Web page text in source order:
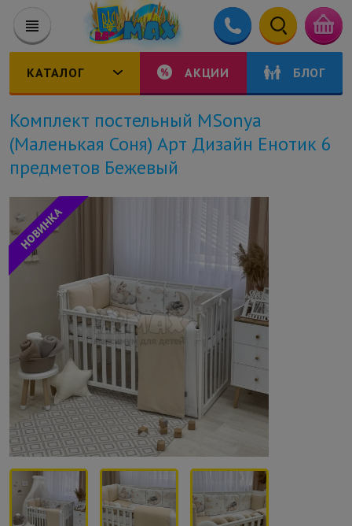
КАТАЛОГ АКЦИИ БЛОГ
Комплект постельный MSonya
(Маленькая Соня) Арт Дизайн Енотик 6
предметов Бежевый